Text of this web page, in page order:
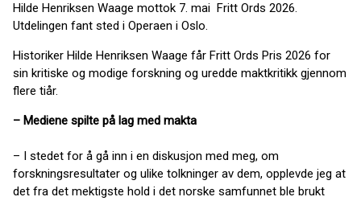
Hilde Henriksen Waage mottok 7. mai Fritt Ords 2026.
Utdelingen fant sted i Operaen i Oslo.
Historiker Hilde Henriksen Waage får Fritt Ords Pris 2026 for
sin kritiske og modige forskning og uredde maktkritikk gjennom
flere tiår.
– Mediene spilte på lag med makta
– I stedet for å gå inn i en diskusjon med meg, om
forskningsresultater og ulike tolkninger av dem, opplevde jeg at
det fra det mektigste hold i det norske samfunnet ble brukt